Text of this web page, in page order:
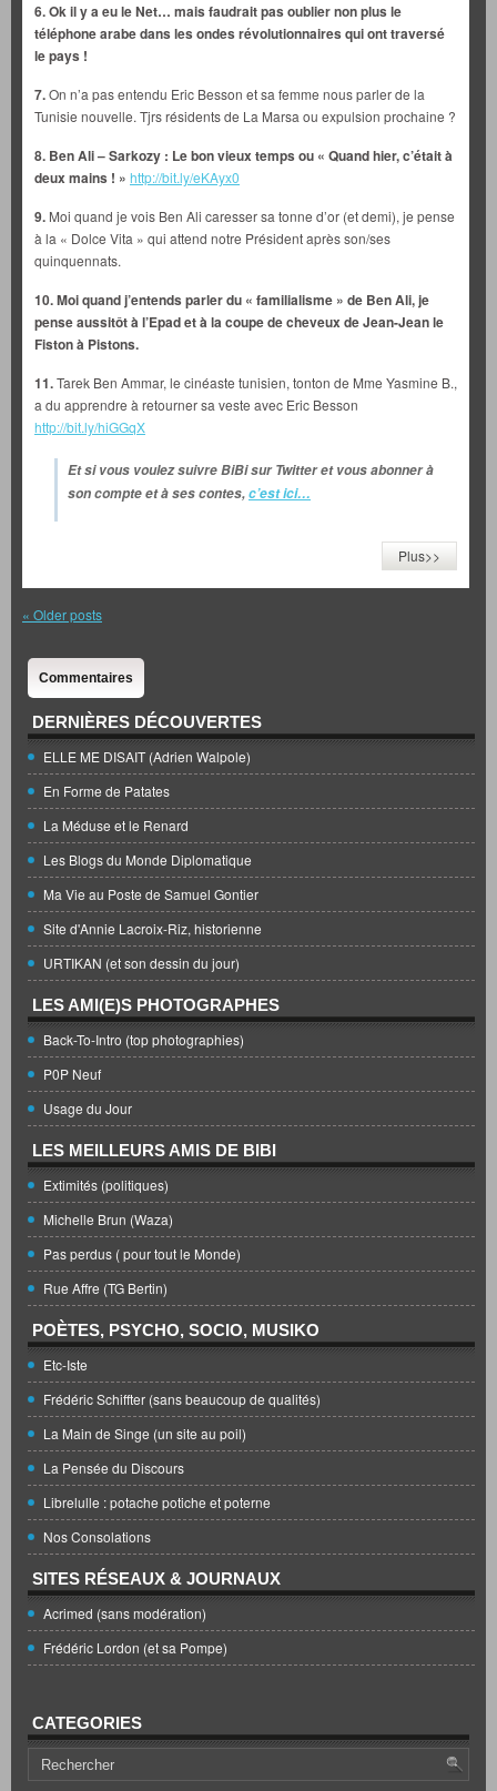
6.Ok il y a eu le Net… mais faudrait pas oublier non plus le
téléphone arabe dans les ondes révolutionnaires qui ont traversé
le pays !
7.On n’a pas entendu Eric Besson et sa femme nous parler de la
Tunisie nouvelle. Tjrs résidents de La Marsa ou expulsion prochaine ?
8. Ben Ali – Sarkozy : Le bon vieux temps ou « Quand hier, c’était à
deux mains ! » http://bit.ly/eKAyx0
9. Moi quand je vois Ben Ali caresser sa tonne d’or (et demi), je pense
à la « Dolce Vita » qui attend notre Président après son/ses
quinquennats.
10.Moi quand j’entends parler du « familialisme » de Ben Ali, je
pense aussitôt à l’Epad et à la coupe de cheveux de Jean-Jean le
Fiston à Pistons.
11.Tarek Ben Ammar, le cinéaste tunisien, tonton de Mme Yasmine B.,
a du apprendre à retourner sa veste avec Eric Besson
http://bit.ly/hiGGqX
Et si vous voulez suivre BiBi sur Twitter et vous abonner à
son compte et à ses contes,c’est ici…
Plus>>
« Older posts
Commentaires
DERNIÈRES DÉCOUVERTES
ELLE ME DISAIT (Adrien Walpole)
En Forme de Patates
La Méduse et le Renard
Les Blogs du Monde Diplomatique
Ma Vie au Poste de Samuel Gontier
Site d'Annie Lacroix-Riz, historienne
URTIKAN (et son dessin du jour)
LES AMI(E)S PHOTOGRAPHES
Back-To-Intro (top photographies)
P0P Neuf
Usage du Jour
LES MEILLEURS AMIS DE BIBI
Extimités (politiques)
Michelle Brun (Waza)
Pas perdus ( pour tout le Monde)
Rue Affre (TG Bertin)
POÈTES, PSYCHO, SOCIO, MUSIKO
Etc-Iste
Frédéric Schiffter (sans beaucoup de qualités)
La Main de Singe (un site au poil)
La Pensée du Discours
Librelulle : potache potiche et poterne
Nos Consolations
SITES RÉSEAUX & JOURNAUX
Acrimed (sans modération)
Frédéric Lordon (et sa Pompe)
CATEGORIES